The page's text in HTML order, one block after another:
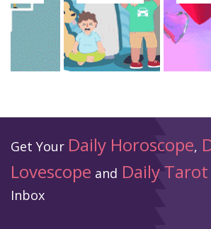
Get Your Daily Horoscope,
Lovescope and Daily Tarot
Inbox